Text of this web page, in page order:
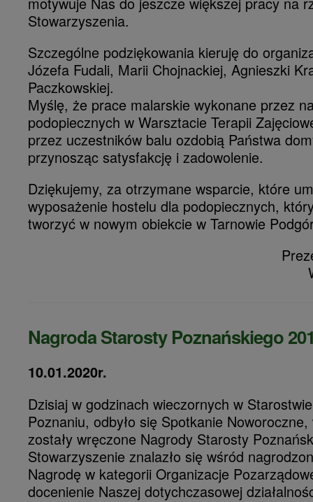
Stowarzyszenia.
Szczególne podziękowania kieruję do
Józefa Fudali, Marii Chojnackiej, Agnieszki
Paczkowskiej.
Myślę, że prace malarskie wykonane przez
podopiecznych w Warsztacie Terapii
przez uczestników balu ozdobią Państwa
przynosząc satysfakcję i zadowolenie.
Dziękujemy, za otrzymane wsparcie, które
wyposażenie hostelu dla podopiecznych,
tworzyć w nowym obiekcie w Tarnowie
Nagroda Starosty Poznańskiego
10.01.2020r.
Dzisiaj w godzinach wieczornych w
Poznaniu, odbyło się Spotkanie
zostały wręczone Nagrody Starosty
Stowarzyszenie znalazło się wśród
Nagrodę w kategorii Organizacje
docenienie Naszej dotychczasowej